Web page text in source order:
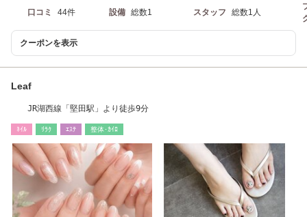
口コミ 44件 設備 総数1 スタッフ 総数1人
クーポンを表示
Leaf
JR湖西線「堅田駅」より徒歩9分
ﾈｲﾙ ﾘﾗｸ ｴｽﾃ 整体･ｶｲﾛ